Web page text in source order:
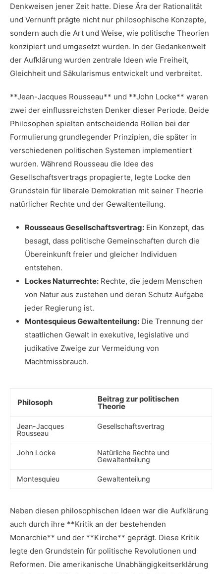
Denkweisen jener Zeit hatte. ⁤Diese⁢ Ära⁣ der Rationalität
und ‍Vernunft prägte nicht nur philosophische Konzepte,
sondern​ auch die Art​ und ‌Weise, wie politische Theorien
konzipiert und⁢ umgesetzt wurden. ‌In der Gedankenwelt
‌der Aufklärung wurden zentrale​ Ideen wie Freiheit,
Gleichheit⁣ und Säkularismus entwickelt und⁣ verbreitet.
**Jean-Jacques Rousseau** und **John ‌Locke**⁣ waren
zwei der einflussreichsten Denker​ dieser Periode. ​Beide
Philosophen spielten entscheidende Rollen‍ bei der ​
Formulierung grundlegender Prinzipien,⁣ die später ‌in
verschiedenen ⁤politischen Systemen implementiert
wurden. Während Rousseau die Idee des
Gesellschaftsvertrags propagierte, legte Locke den
Grundstein für liberale Demokratien mit seiner​ Theorie
natürlicher Rechte und der Gewaltenteilung.
Rousseaus ‌Gesellschaftsvertrag: Ein Konzept, das⁣
besagt, ⁣dass politische Gemeinschaften durch die
Übereinkunft freier ‌und gleicher‌ Individuen
entstehen.
Lockes Naturrechte: Rechte, die jedem Menschen
von Natur aus zustehen und deren Schutz Aufgabe
‌jeder Regierung ist.
Montesquieus Gewaltenteilung: Die ⁣Trennung ‍der
staatlichen ⁤Gewalt ‌in exekutive, legislative und
judikative Zweige⁤ zur ⁢Vermeidung ​von
⁣Machtmissbrauch.
Philosoph Beitrag zur​ politischen
Theorie
Jean-Jacques
Rousseau
Gesellschaftsvertrag
John Locke
Natürliche⁤ Rechte ​und
Gewaltenteilung
Montesquieu Gewaltenteilung
Neben diesen philosophischen Ideen war ​die ⁤Aufklärung
auch durch ihre **Kritik an der ‍bestehenden
Monarchie** und der ⁣**Kirche** geprägt. Diese Kritik⁢
legte ‌den Grundstein für ⁢politische​ Revolutionen und
Reformen. Die ⁤amerikanische Unabhängigkeitserklärung